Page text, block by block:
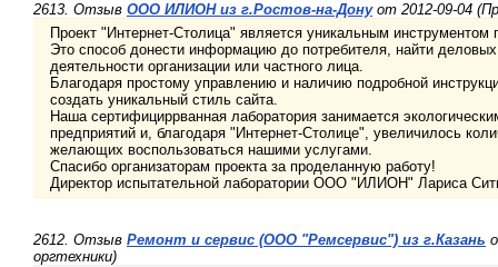
2613. Отзыв ООО ИЛИОН из г.Ростов-на-Донуот 2012-09-04
Проект "Интернет-Столица" является уникальным инструментом
Это способ донести информацию до потребителя, найти деловых
деятельности организации или частного лица.
Благодаря простому управлению и наличию подробной
создать уникальный стиль сайта.
Наша сертифициррванная лаборатория занимается
предприятий и, благодаря "Интернет-Столице", увеличилось
желающих воспользоваться нашими услугами.
Спасибо организаторам проекта за проделанную работу!
Директор испытательной лаборатории ООО "ИЛИОН" Лариса
2612. Отзыв Ремонт и сервис (ООО "Ремсервис") из г.Казань
оргтехники)